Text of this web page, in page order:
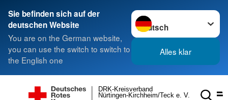
Sie befinden sich auf der
deutschen Website
You are on the German website,
you can use the switch to switch to
the English one
Sprache wechseln zu
Alles klar
Nürtingen-Kirchheim/Teck e. V.
DRK-Kreisverband